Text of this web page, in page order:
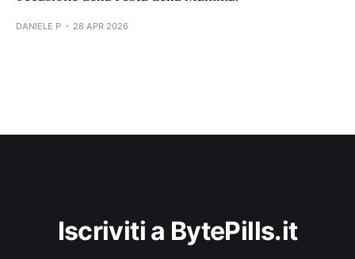
DANIELE P 28 APR 2026
Iscriviti a BytePills.it